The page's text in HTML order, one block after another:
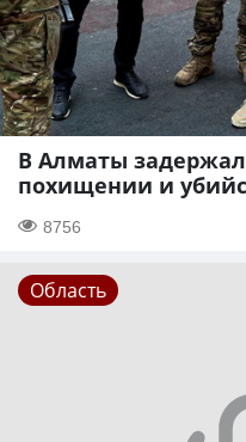
В Алматы
похищении и
8756
Область